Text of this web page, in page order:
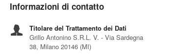
Informazioni di contatto
Titolare del Trattamento dei Dati
Grillo Antonino S.R.L. V. - Via Sardegna
38, Milano 20146 (MI)